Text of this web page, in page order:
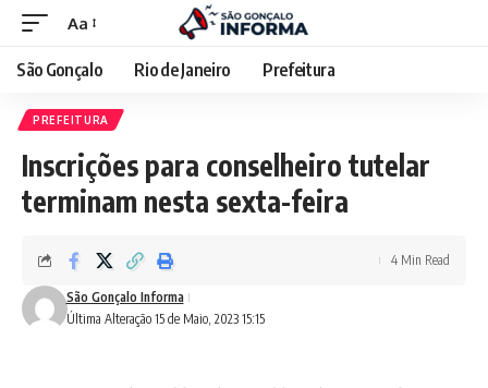
Aa
São Gonçalo Rio de Janeiro Prefeitura
PREFEITURA
Inscrições para conselheiro tutelar
terminam nesta sexta-feira
Última Alteração 15 de Maio, 2023 15:15
São Gonçalo Informa
4 Min Read